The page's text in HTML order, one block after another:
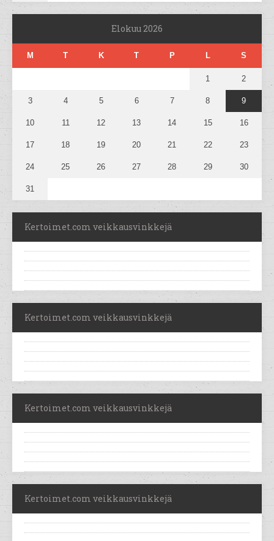
Elokuu 2026
M T K T P L S
1 2
3 4 5 6 7 8 9
10 11 12 13 14 15 16
17 18 19 20 21 22 23
24 25 26 27 28 29 30
31
Kertoimet.com veikkausvinkkejä
Kertoimet.com veikkausvinkkejä
Kertoimet.com veikkausvinkkejä
Kertoimet.com veikkausvinkkejä